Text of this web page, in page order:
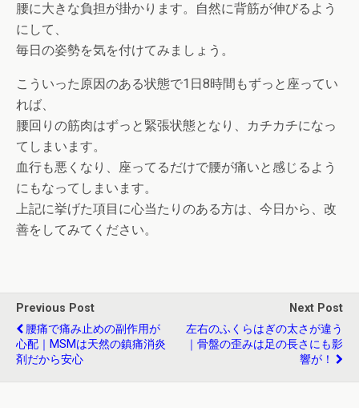
腰に大きな負担が掛かります。自然に背筋が伸びるよう
にして、
毎日の姿勢を気を付けてみましょう。
こういった原因のある状態で1日8時間もずっと座ってい
れば、
腰回りの筋肉はずっと緊張状態となり、カチカチになっ
てしまいます。
血行も悪くなり、座ってるだけで腰が痛いと感じるよう
にもなってしまいます。
上記に挙げた項目に心当たりのある方は、今日から、改
善をしてみてください。
Previous Post
腰痛で痛み止めの副作用が
心配｜MSMは天然の鎮痛消炎
剤だから安心
Next Post
左右のふくらはぎの太さが違う
｜骨盤の歪みは足の長さにも影
響が！